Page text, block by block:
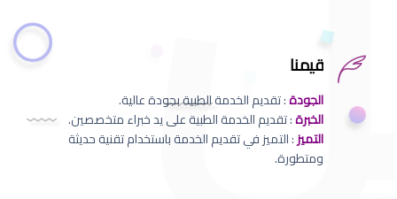
قيمنا
الجودة: تقديم الخدمة الطبية بجودة عالية.
الخبرة: تقديم الخدمة الطبية على يد خبراء متخصصين.
التميز: التميز في تقديم الخدمة باستخدام تقنية حديثة
ومتطورة.